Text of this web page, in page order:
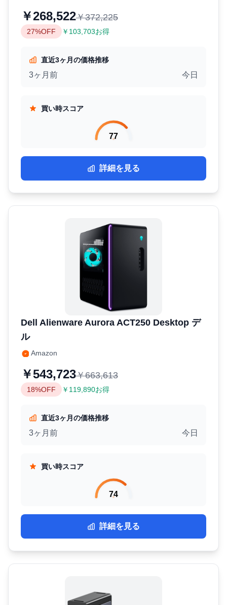
￥268,522￥372,225
27%OFF ￥103,703お得
直近3ヶ月の価格推移
3ヶ月前 今日
買い時スコア
77
詳細を見る
Dell ‎Alienware Aurora ACT250 Desktop デ
ル
Amazon
￥543,723￥663,613
18%OFF ￥119,890お得
直近3ヶ月の価格推移
3ヶ月前 今日
買い時スコア
74
詳細を見る